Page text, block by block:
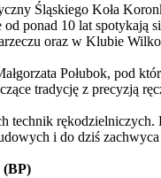
Śląskiego Koła
ponad 10 lat spotykają
oraz w Klubie
Połubok, pod
tradycję z precyzją
technik rękodzielniczych.
i do dziś zachwyca
(BP)